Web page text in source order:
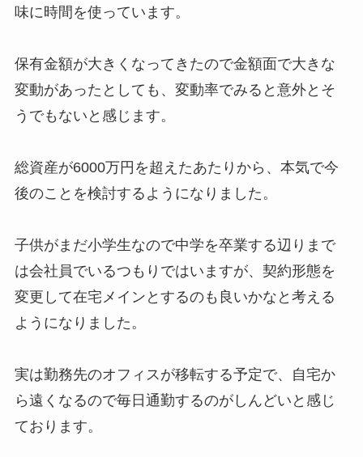
味に時間を使っています。
保有金額が大きくなってきたので金額面で大きな
変動があったとしても、変動率でみると意外とそ
うでもないと感じます。
総資産が6000万円を超えたあたりから、本気で今
後のことを検討するようになりました。
子供がまだ小学生なので中学を卒業する辺りまで
は会社員でいるつもりではいますが、契約形態を
変更して在宅メインとするのも良いかなと考える
ようになりました。
実は勤務先のオフィスが移転する予定で、自宅か
ら遠くなるので毎日通勤するのがしんどいと感じ
ております。